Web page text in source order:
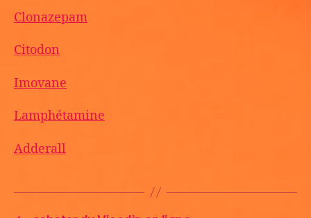
Clonazepam
Citodon
Imovane
Lamphétamine
Adderall